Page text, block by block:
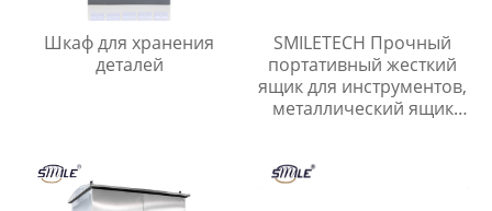
Шкаф для хранения
деталей
SMILETECH Прочный
портативный жесткий
ящик для инструментов,
металлический ящик
оборудования